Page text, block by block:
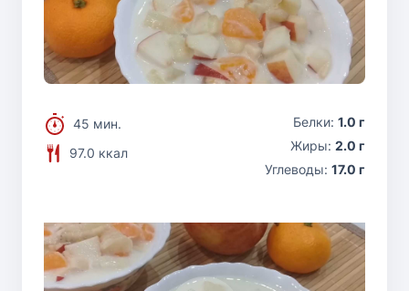
45 мин.
97.0 ккал
Белки: 1.0 г
Жиры: 2.0 г
Углеводы: 17.0 г